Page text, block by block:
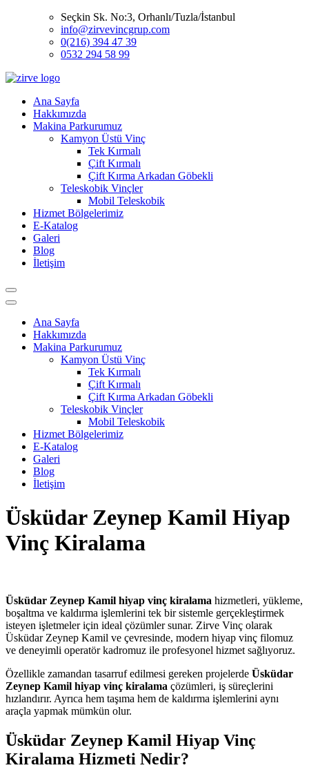
Seçkin Sk. No:3, Orhanlı/Tuzla/İstanbul
info@zirvevincgrup.com
0(216) 394 47 39
0532 294 58 99
Ana Sayfa
Hakkımızda
Makina Parkurumuz
Kamyon Üstü Vinç
Tek Kırmalı
Çift Kırmalı
Çift Kırma Arkadan Göbekli
Teleskobik Vinçler
Mobil Teleskobik
Hizmet Bölgelerimiz
E-Katalog
Galeri
Blog
İletişim
Ana Sayfa
Hakkımızda
Makina Parkurumuz
Kamyon Üstü Vinç
Tek Kırmalı
Çift Kırmalı
Çift Kırma Arkadan Göbekli
Teleskobik Vinçler
Mobil Teleskobik
Hizmet Bölgelerimiz
E-Katalog
Galeri
Blog
İletişim
Üsküdar Zeynep Kamil Hiyap
Vinç Kiralama
Üsküdar Zeynep Kamil hiyap vinç kiralama hizmetleri, yükleme,
boşaltma ve kaldırma işlemlerini tek bir sistemle gerçekleştirmek
isteyen işletmeler için ideal çözümler sunar. Zirve Vinç olarak
Üsküdar Zeynep Kamil ve çevresinde, modern hiyap vinç filomuz
ve deneyimli operatör kadromuz ile profesyonel hizmet sağlıyoruz.
Özellikle zamandan tasarruf edilmesi gereken projelerde Üsküdar
Zeynep Kamil hiyap vinç kiralama çözümleri, iş süreçlerini
hızlandırır. Ayrıca hem taşıma hem de kaldırma işlemlerini aynı
araçla yapmak mümkün olur.
Üsküdar Zeynep Kamil Hiyap Vinç
Kiralama Hizmeti Nedir?